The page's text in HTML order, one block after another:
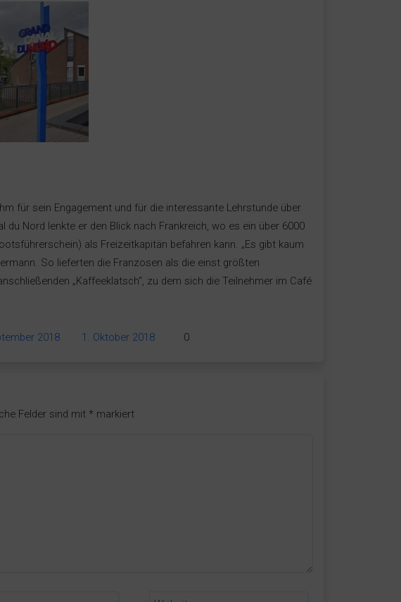
für sein Engagement und für die interessante Lehrstunde über
du Nord lenkte er den Blick nach Frankreich, wo es ein über 6000
als Freizeitkapitän befahren kann. „Es gibt kaum
So lieferten die Franzosen als die einst größten
„Kaffeeklatsch“, zu dem sich die Teilnehmer im Café
2018 1. Oktober 2018 0
Felder sind mit * markiert